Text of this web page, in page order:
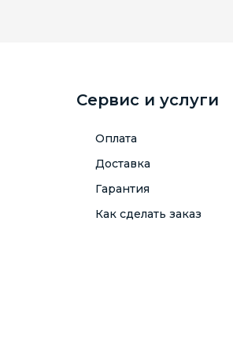
Сервис и услуги
Оплата
Доставка
Гарантия
Как сделать заказ